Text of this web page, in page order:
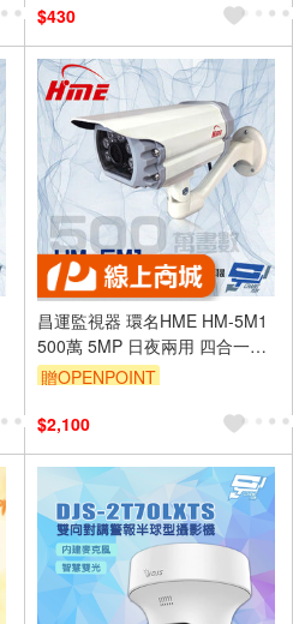
$430
昌運監視器 環名HME HM-5M1
500萬 5MP 日夜兩用 四合一紅
外線全彩攝影機 IP68防水
贈OPENPOINT
$2,100